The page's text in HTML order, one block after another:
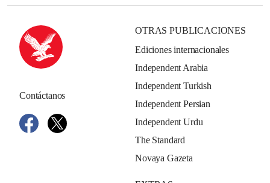
Contáctanos
OTRAS PUBLICACIONES
Ediciones internacionales
Independent Arabia
Independent Turkish
Independent Persian
Independent Urdu
The Standard
Novaya Gazeta